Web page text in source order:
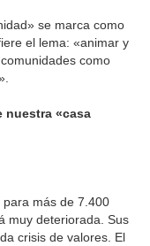
se marca como
el lema: «animar y
como
nuestra «casa
más de 7.400
muy deteriorada. Sus
crisis de valores. El